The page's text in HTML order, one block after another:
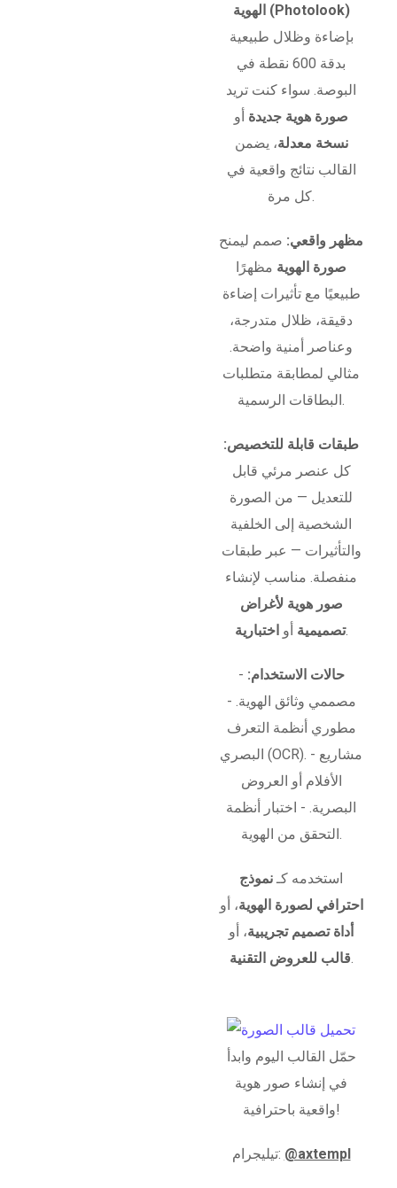
الهوية (Photolook)
بإضاءة وظلال طبيعية
بدقة 600 نقطة في
البوصة. سواء كنت تريد
صورة هوية جديدة أو
نسخة معدلة، يضمن
القالب نتائج واقعية في
كل مرة.
مظهر واقعي: صمم ليمنح
صورة الهوية مظهرًا
طبيعيًا مع تأثيرات إضاءة
دقيقة، ظلال متدرجة،
وعناصر أمنية واضحة.
مثالي لمطابقة متطلبات
البطاقات الرسمية.
طبقات قابلة للتخصيص:
كل عنصر مرئي قابل
للتعديل — من الصورة
الشخصية إلى الخلفية
والتأثيرات — عبر طبقات
منفصلة. مناسب لإنشاء
صور هوية لأغراض
تصميمية أو اختبارية .
حالات الاستخدام: -
مصممي وثائق الهوية. -
مطوري أنظمة التعرف
البصري (OCR). - مشاريع
الأفلام أو العروض
البصرية. - اختبار أنظمة
التحقق من الهوية.
استخدمه كـنموذج
احترافي لصورة الهوية، أو
أداة تصميم تجريبية، أو
قالب للعروض التقنية.
حمّل القالب اليوم وابدأ
في إنشاء صور هوية
واقعية باحترافية!
تيليجرام: @axtempl